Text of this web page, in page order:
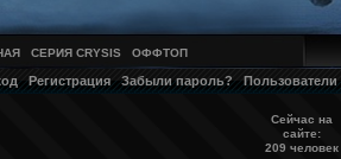
СЕРИЯ CRYSIS ОФФТОП
Регистрация Забыли пароль? Пользователи
Сейчас на
сайте:
209 человек